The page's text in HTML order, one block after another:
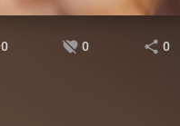
0 0 0